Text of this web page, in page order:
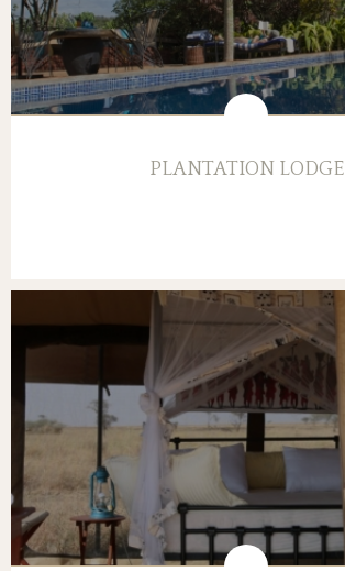
PLANTATION LODGE